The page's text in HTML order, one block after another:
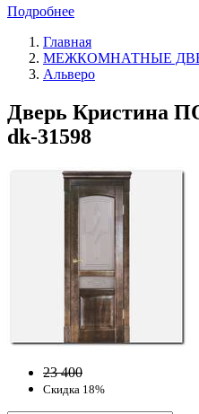
Подробнее
Главная
МЕЖКОМНАТНЫЕ
Альверо
Дверь Кристина
dk-31598
23 400
Скидка 18%